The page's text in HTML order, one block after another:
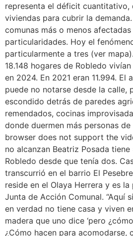
representa el déficit cuantitativo,
viviendas para cubrir la
comunas más o menos afectadas
particularidades. Hoy el
particularmente a tres (ver
18.148 hogares de Robledo
en 2024. En 2021 eran 11.994. El
puede no notarse desde la calle,
escondido detrás de paredes
remendados, cocinas
donde duermen más personas
browser does not support the
no alcanzan Beatriz Posada
Robledo desde que tenía dos.
transcurrió en el barrio El
reside en el Olaya Herrera y es
Junta de Acción Comunal. “Aquí
en verdad no tiene casa y viven
madera que uno dice ‘pero
¿Cómo hacen para acomodarse,